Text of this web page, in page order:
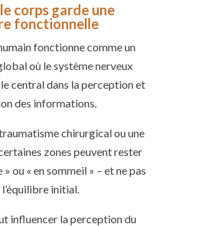
corps garde une
fonctionnelle
fonctionne comme un
où le système nerveux
central dans la perception et
des informations.
chirurgical ou une
zones peuvent rester
» ou « en sommeil » – et ne pas
initial.
influencer la perception du